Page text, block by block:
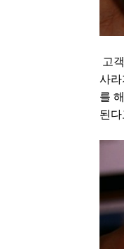
고
사
를
된